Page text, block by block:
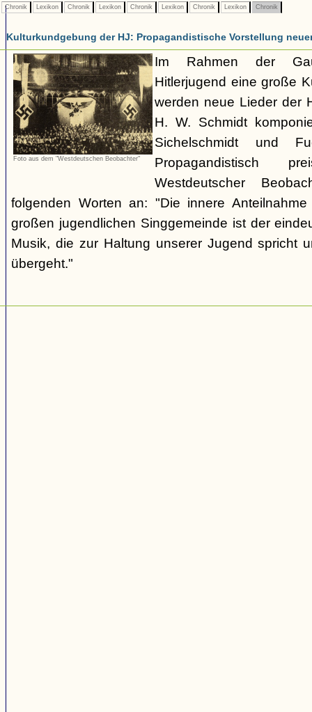
Chronik Lexikon Chronik Lexikon Chronik Lexikon Chronik Lexikon Chronik
Kulturkundgebung der HJ: Propagandistische Vorstellung
Foto aus dem "Westdeutschen Beobachter"
Im Rahmen der
Hitlerjugend eine große
werden neue Lieder der
H. W. Schmidt
Sichelschmidt und
Propagandistisch
Westdeutscher
folgenden Worten an: "Die innere
großen jugendlichen Singgemeinde ist der
Musik, die zur Haltung unserer Jugend spricht
übergeht."